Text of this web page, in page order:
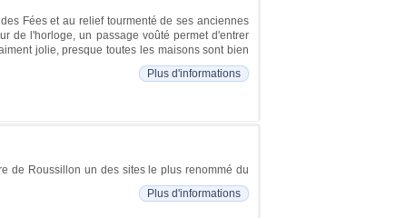
Fées et au relief tourmenté de ses anciennes
de l'horloge, un passage voûté permet d'entrer
jolie, presque toutes les maisons sont bien
Plus d'informations
de Roussillon un des sites le plus renommé du
Plus d'informations